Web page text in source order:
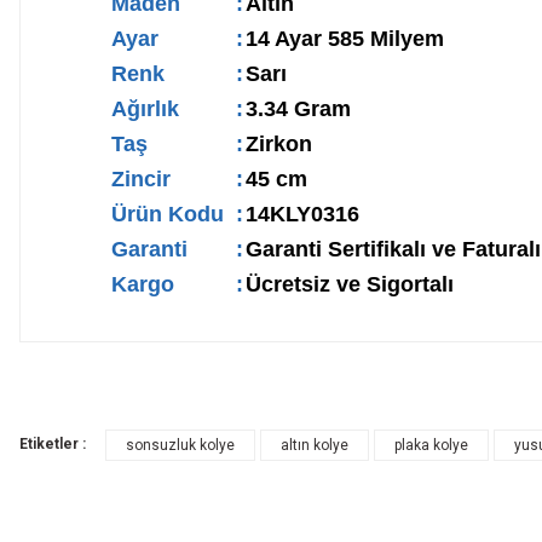
Ayar
: 14 Ayar 585 Milyem
Renk
:Sarı
Ağırlık
:3.34 Gram
Taş
:Zirkon
Zincir
:45 cm
Ürün Kodu : 14KLY0316
Garanti
:Garanti Sertifikalı ve Faturalı
Kargo
: Ücretsiz ve Sigortalı
Etiketler : sonsuzluk kolye altın kolye plaka kolye